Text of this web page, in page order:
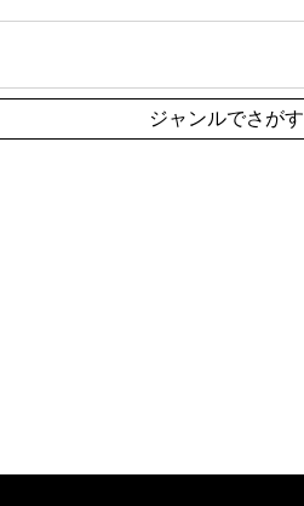
ジャンルでさがす